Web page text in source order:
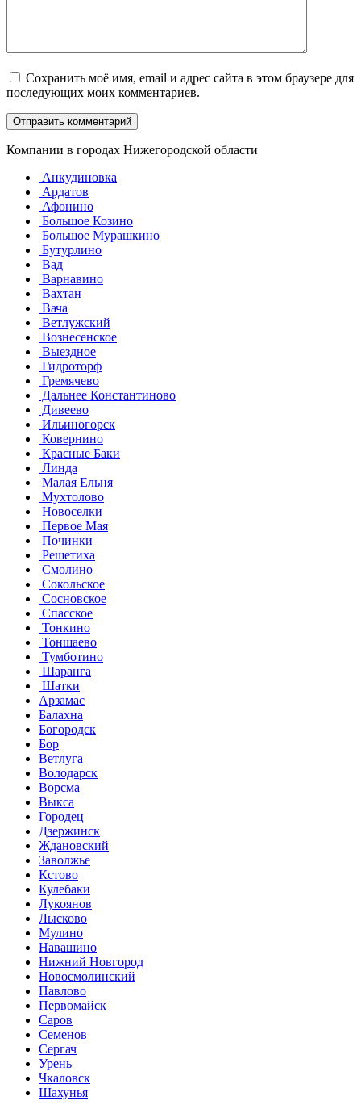
Сохранить моё имя, email и адрес сайта в этом браузере для
последующих моих комментариев.
Компании в городах Нижегородской области
Анкудиновка
Ардатов
Афонино
Большое Козино
Большое Мурашкино
Бутурлино
Вад
Варнавино
Вахтан
Вача
Ветлужский
Вознесенское
Выездное
Гидроторф
Гремячево
Дальнее Константиново
Дивеево
Ильиногорск
Ковернино
Красные Баки
Линда
Малая Ельня
Мухтолово
Новоселки
Первое Мая
Починки
Решетиха
Смолино
Сокольское
Сосновское
Спасское
Тонкино
Тоншаево
Тумботино
Шаранга
Шатки
Арзамас
Балахна
Богородск
Бор
Ветлуга
Володарск
Ворсма
Выкса
Городец
Дзержинск
Ждановский
Заволжье
Кстово
Кулебаки
Лукоянов
Лысково
Мулино
Навашино
Нижний Новгород
Новосмолинский
Павлово
Первомайск
Саров
Семенов
Сергач
Урень
Чкаловск
Шахунья